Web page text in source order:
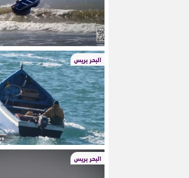
البحر بريس
البحر بريس